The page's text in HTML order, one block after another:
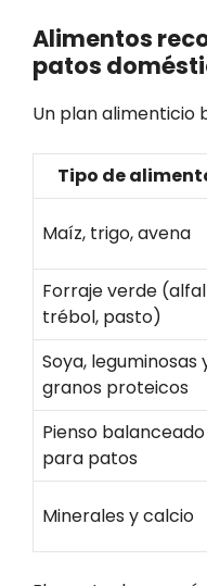
Alimentos
patos
Un plan alimenticio
Tipo de
Maíz, trigo, avena
Forraje verde
trébol, pasto)
Soya, leguminosas
granos proteicos
Pienso balanceado
para patos
Minerales y calcio